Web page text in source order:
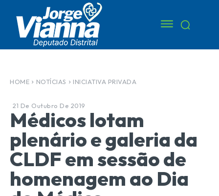
HOME NOTÍCIAS INICIATIVA PRIVADA
21 De Outubro De 2019
Médicos lotam
plenário e galeria da
CLDF em sessão de
homenagem ao Dia